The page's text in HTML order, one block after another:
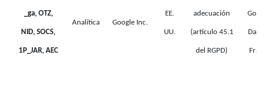
_ga, OTZ,
NID, SOCS,
1P_JAR, AEC
Analítica Google Inc.
EE.
UU.
adecuación
(artículo 45.1
del RGPD)
Data